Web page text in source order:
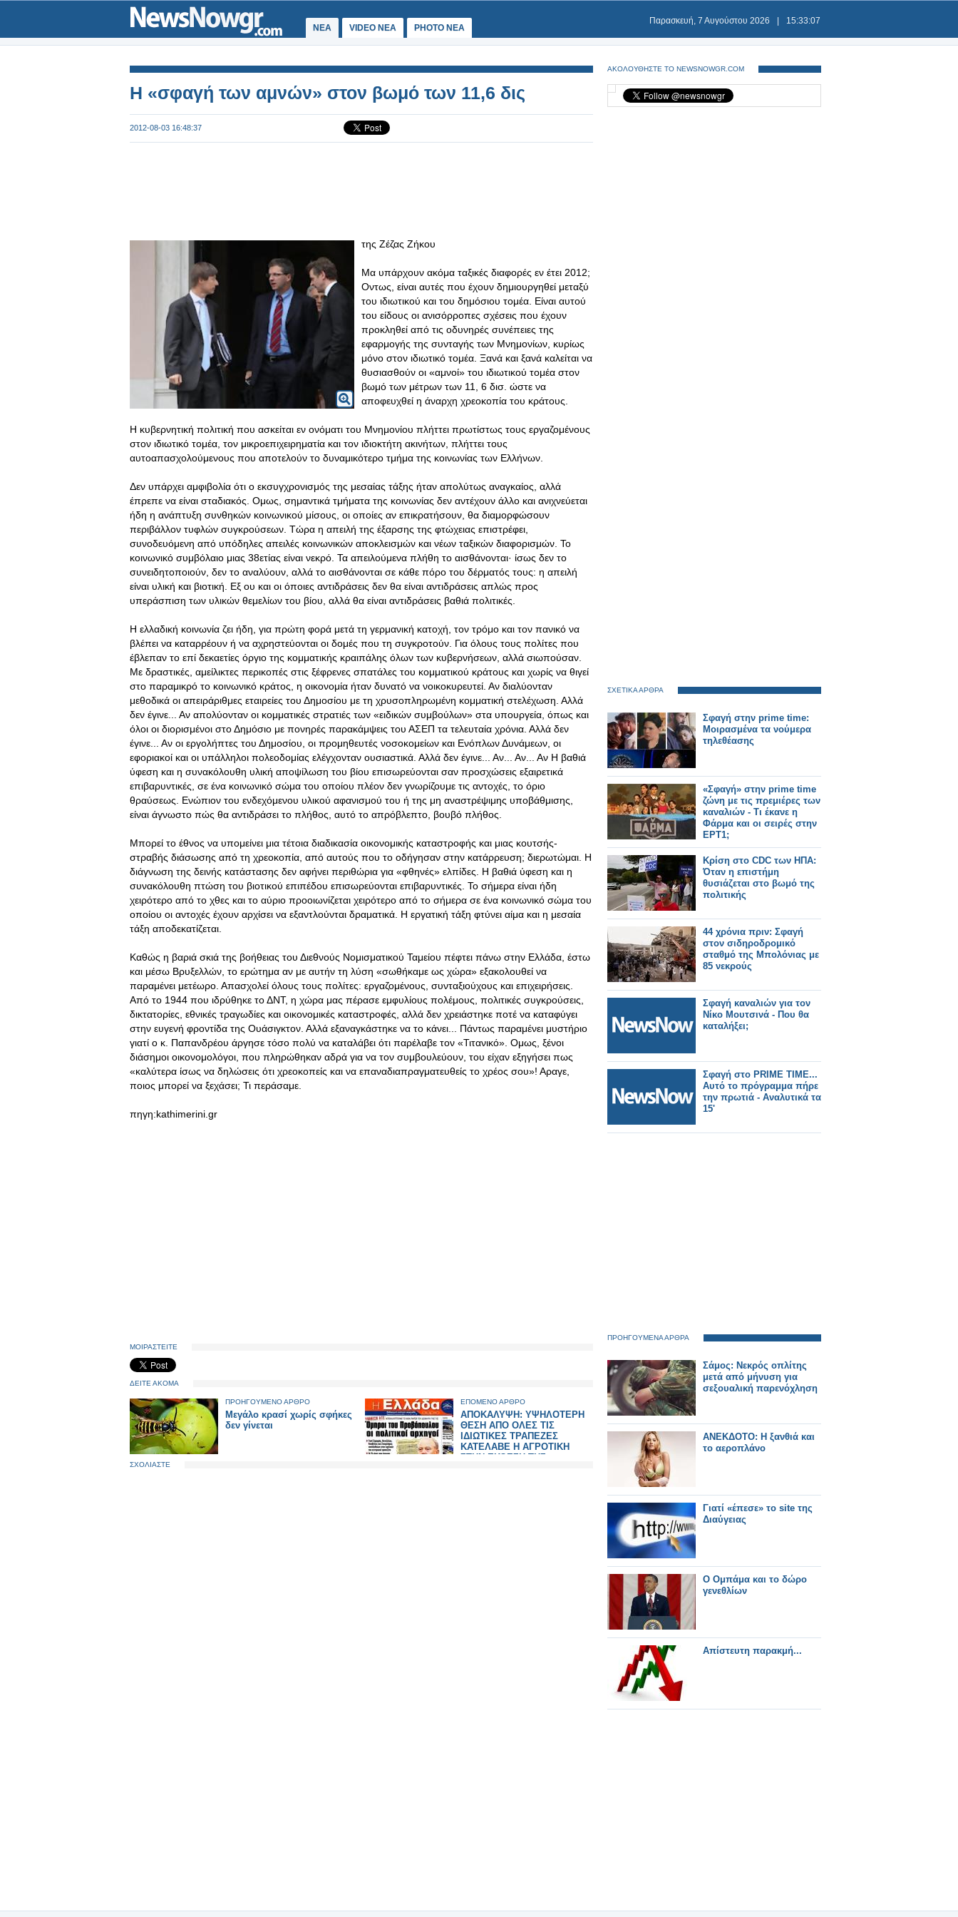
ΝΕΑ VIDEO NEA PHOTO NEA
Παρασκευή, 7 Αυγούστου 2026 15:33:07
Η «σφαγή των αμνών» στον βωμό των 11,6 δις
2012-08-03 16:48:37
της Ζέζας Ζήκου
Μα υπάρχουν ακόμα ταξικές διαφορές εν έτει 2012;
Οντως, είναι αυτές που έχουν δημιουργηθεί μεταξύ
του ιδιωτικού και του δημόσιου τομέα. Είναι αυτού
του είδους οι ανισόρροπες σχέσεις που έχουν
προκληθεί από τις οδυνηρές συνέπειες της
εφαρμογής της συνταγής των Μνημονίων, κυρίως
μόνο στον ιδιωτικό τομέα. Ξανά και ξανά καλείται να
θυσιασθούν οι «αμνοί» του ιδιωτικού τομέα στον
βωμό των μέτρων των 11, 6 δισ. ώστε να
αποφευχθεί η άναρχη χρεοκοπία του κράτους.
Η κυβερνητική πολιτική που ασκείται εν ονόματι του Μνημονίου πλήττει πρωτίστως τους εργαζομένους
στον ιδιωτικό τομέα, τον μικροεπιχειρηματία και τον ιδιοκτήτη ακινήτων, πλήττει τους
αυτοαπασχολούμενους που αποτελούν το δυναμικότερο τμήμα της κοινωνίας των Ελλήνων.
Δεν υπάρχει αμφιβολία ότι ο εκσυγχρονισμός της μεσαίας τάξης ήταν απολύτως αναγκαίος, αλλά
έπρεπε να είναι σταδιακός. Ομως, σημαντικά τμήματα της κοινωνίας δεν αντέχουν άλλο και ανιχνεύεται
ήδη η ανάπτυξη συνθηκών κοινωνικού μίσους, οι οποίες αν επικρατήσουν, θα διαμορφώσουν
περιβάλλον τυφλών συγκρούσεων . Τώρα η απειλή της έξαρσης της φτώχειας επιστρέφει,
συνοδευόμενη από υπόδηλες απειλές κοινωνικών αποκλεισμών και νέων ταξικών διαφορισμών. Το
κοινωνικό συμβόλαιο μιας 38ετίας είναι νεκρό. Τα απειλούμενα πλήθη το αισθάνονται· ίσως δεν το
συνειδητοποιούν, δεν το αναλύουν, αλλά το αισθάνονται σε κάθε πόρο του δέρματός τους: η απειλή
είναι υλική και βιοτική. Εξ ου και οι όποιες αντιδράσεις δεν θα είναι αντιδράσεις απλώς προς
υπεράσπιση των υλικών θεμελίων του βίου, αλλά θα είναι αντιδράσεις βαθιά πολιτικές.
Η ελλαδική κοινωνία ζει ήδη, για πρώτη φορά μετά τη γερμανική κατοχή, τον τρόμο και τον πανικό να
βλέπει να καταρρέουν ή να αχρηστεύονται οι δομές που τη συγκροτούν. Για όλους τους πολίτες που
έβλεπαν το επί δεκαετίες όργιο της κομματικής κραιπάλης όλων των κυβερνήσεων, αλλά σιωπούσαν.
Με δραστικές, αμείλικτες περικοπές στις ξέφρενες σπατάλες του κομματικού κράτους και χωρίς να θιγεί
στο παραμικρό το κοινωνικό κράτος, η οικονομία ήταν δυνατό να νοικοκυρευτεί. Αν διαλύονταν
μεθοδικά οι απειράριθμες εταιρείες του Δημοσίου με τη χρυσοπληρωμένη κομματική στελέχωση. Αλλά
δεν έγινε... Αν απολύονταν οι κομματικές στρατιές των «ειδικών συμβούλων» στα υπουργεία, όπως και
όλοι οι διορισμένοι στο Δημόσιο με πονηρές παρακάμψεις του ΑΣΕΠ τα τελευταία χρόνια. Αλλά δεν
έγινε... Αν οι εργολήπτες του Δημοσίου, οι προμηθευτές νοσοκομείων και Ενόπλων Δυνάμεων, οι
εφοριακοί και οι υπάλληλοι πολεοδομίας ελέγχονταν ουσιαστικά. Αλλά δεν έγινε... Αν... Αν... Αν Η βαθιά
ύφεση και η συνακόλουθη υλική αποψίλωση του βίου επισωρεύονται σαν προσχώσεις εξαιρετικά
επιβαρυντικές, σε ένα κοινωνικό σώμα του οποίου πλέον δεν γνωρίζουμε τις αντοχές, το όριο
θραύσεως. Ενώπιον του ενδεχόμενου υλικού αφανισμού του ή της μη αναστρέψιμης υποβάθμισης,
είναι άγνωστο πώς θα αντιδράσει το πλήθος, αυτό το απρόβλεπτο, βουβό πλήθος.
Μπορεί το έθνος να υπομείνει μια τέτοια διαδικασία οικονομικής καταστροφής και μιας κουτσής-
στραβής διάσωσης από τη χρεοκοπία, από αυτούς που το οδήγησαν στην κατάρρευση; διερωτώμαι. Η
διάγνωση της δεινής κατάστασης δεν αφήνει περιθώρια για «φθηνές» ελπίδες. Η βαθιά ύφεση και η
συνακόλουθη πτώση του βιοτικού επιπέδου επισωρεύονται επιβαρυντικές. Το σήμερα είναι ήδη
χειρότερο από το χθες και το αύριο προοιωνίζεται χειρότερο από το σήμερα σε ένα κοινωνικό σώμα του
οποίου οι αντοχές έχουν αρχίσει να εξαντλούνται δραματικά. Η εργατική τάξη φτύνει αίμα και η μεσαία
τάξη αποδεκατίζεται.
Καθώς η βαριά σκιά της βοήθειας του Διεθνούς Νομισματικού Ταμείου πέφτει πάνω στην Ελλάδα, έστω
και μέσω Βρυξελλών, το ερώτημα αν με αυτήν τη λύση «σωθήκαμε ως χώρα» εξακολουθεί να
παραμένει μετέωρο. Απασχολεί όλους τους πολίτες: εργαζομένους, συνταξιούχους και επιχειρήσεις.
Από το 1944 που ιδρύθηκε το ΔΝΤ, η χώρα μας πέρασε εμφυλίους πολέμους, πολιτικές συγκρούσεις,
δικτατορίες, εθνικές τραγωδίες και οικονομικές καταστροφές, αλλά δεν χρειάστηκε ποτέ να καταφύγει
στην ευγενή φροντίδα της Ουάσιγκτον. Αλλά εξαναγκάστηκε να το κάνει... Πάντως παραμένει μυστήριο
γιατί ο κ. Παπανδρέου άργησε τόσο πολύ να καταλάβει ότι παρέλαβε τον «Τιτανικό». Ομως, ξένοι
διάσημοι οικονομολόγοι, που πληρώθηκαν αδρά για να τον συμβουλεύουν, του είχαν εξηγήσει πως
«καλύτερα ίσως να δηλώσεις ότι χρεοκοπείς και να επαναδιαπραγματευθείς το χρέος σου»! Αραγε,
ποιος μπορεί να ξεχάσει; Τι περάσαμε.
πηγη:kathimerini.gr
ΜΟΙΡΑΣΤΕΙΤΕ
ΔΕΙΤΕ ΑΚΟΜΑ
ΠΡΟΗΓΟΥΜΕΝΟ ΑΡΘΡΟ
Μεγάλο κρασί χωρίς σφήκες
δεν γίνεται
ΕΠΟΜΕΝΟ ΑΡΘΡΟ
ΑΠΟΚΑΛΥΨΗ: ΥΨΗΛΟΤΕΡΗ
ΘΕΣΗ ΑΠΟ ΟΛΕΣ ΤΙΣ
ΙΔΙΩΤΙΚΕΣ ΤΡΑΠΕΖΕΣ
ΚΑΤΕΛΑΒΕ Η ΑΓΡΟΤΙΚΗ
ΣΤΗΝ ΕΚΘΕΣΗ ΤΗΣ
ΣΧΟΛΙΑΣΤΕ
ΑΚΟΛΟΥΘΗΣΤΕ ΤΟ NEWSNOWGR.COM
ΣΧΕΤΙΚΑ ΑΡΘΡΑ
Σφαγή στην prime time:
Μοιρασμένα τα νούμερα
τηλεθέασης
«Σφαγή» στην prime time
ζώνη με τις πρεμιέρες των
καναλιών - Tι έκανε η
Φάρμα και οι σειρές στην
ΕΡΤ1;
Κρίση στο CDC των ΗΠΑ:
Όταν η επιστήμη
θυσιάζεται στο βωμό της
πολιτικής
44 χρόνια πριν: Σφαγή
στον σιδηροδρομικό
σταθμό της Μπολόνιας με
85 νεκρούς
Σφαγή καναλιών για τον
Νίκο Μουτσινά - Που θα
καταλήξει;
Σφαγή στο PRIME TIMΕ...
Αυτό το πρόγραμμα πήρε
την πρωτιά - Αναλυτικά τα
15'
ΠΡΟΗΓΟΥΜΕΝΑ ΑΡΘΡΑ
Σάμος: Νεκρός οπλίτης
μετά από μήνυση για
σεξουαλική παρενόχληση
ΑΝΕΚΔΟΤΟ: H ξανθιά και
το αεροπλάνο
Γιατί «έπεσε» το site της
Διαύγειας
Ο Ομπάμα και το δώρο
γενεθλίων
Απίστευτη παρακμή...